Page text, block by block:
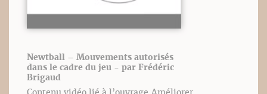
Newtball – Mouvements autorisés
dans le cadre du jeu - par Frédéric
Brigaud